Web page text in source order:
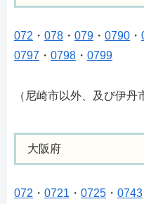
072 ・ 078 ・ 079 ・ 0790 ・
0797 ・ 0798 ・ 0799
（尼崎市以外、及び伊丹
大阪府
072 ・ 0721 ・ 0725 ・ 0743